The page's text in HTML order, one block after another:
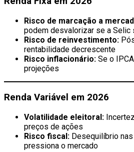
Risco de marcação a
podem desvalorizar se a Selic
Risco de reinvestimento:
rentabilidade decrescente
Risco inflacionário: Se o
projeções
Renda Variável em 2026
Volatilidade eleitoral:
preços de ações
Risco fiscal: Desequilíbrio
pressiona o mercado